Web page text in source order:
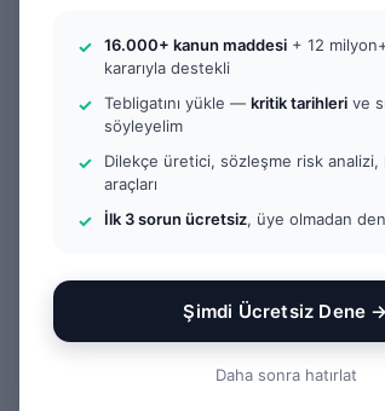
16.000+ kanun maddesi + 12
kararıyla destekli
Tebligatını yükle — kritik tarihleri ve
söyleyelim
Dilekçe üretici, sözleşme risk analizi,
araçları
İlk 3 sorun ücretsiz, üye olmadan
Şimdi Ücretsiz Dene →
Daha sonra hatırlat
İspat: 2. Hukuk Dairesi 2025/
Yargıtay Kararları
2025/